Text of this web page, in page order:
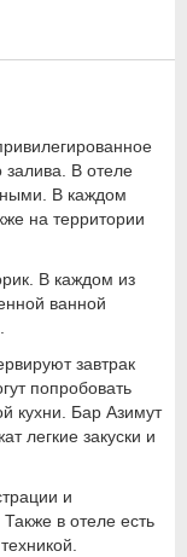
залива. В отеле
В каждом
на территории
В каждом из
ванной
завтрак
попробовать
кухни. Бар Азимут
легкие закуски и
и
в отеле есть